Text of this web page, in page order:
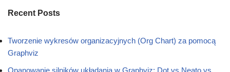
Recent Posts
Tworzenie wykresów organizacyjnych (Org Chart) za pomocą
Graphviz